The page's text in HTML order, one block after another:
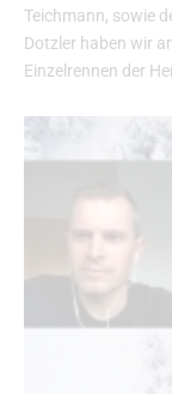
Teichmann, sowie
Dotzler haben wir
Einzelrennen der